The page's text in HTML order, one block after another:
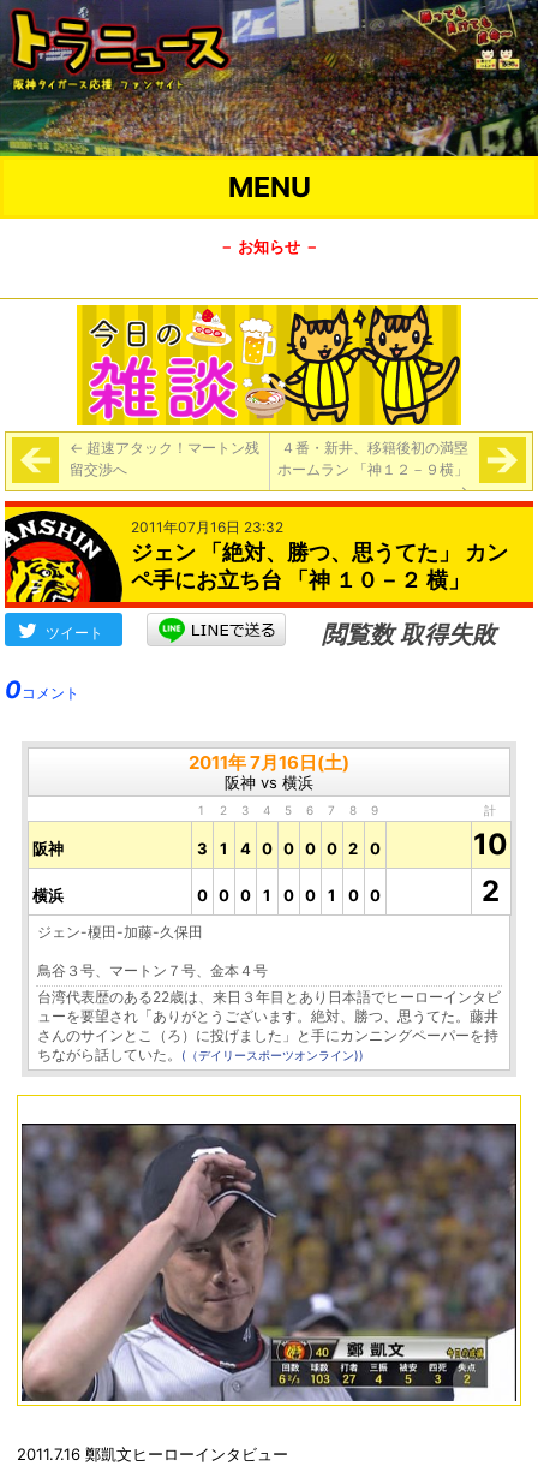
MENU
－ お知らせ －
← 超速アタック！マートン残
留交渉へ
４番・新井、移籍後初の満塁
ホームラン 「神１２－９横」
→
2011年07月16日 23:32
ジェン 「絶対、勝つ、思うてた」 カン
ペ手にお立ち台 「神 １０－２ 横」
ツイート
閲覧数 取得失敗
0コメント
2011年 7月16日(土)
阪神 vs 横浜
1 2 3 4 5 6 7 8 9 計
阪神 3 1 4 0 0 0 0 2 0 10
横浜 0 0 0 1 0 0 1 0 0 2
ジェン-榎田-加藤-久保田
鳥谷３号、マートン７号、金本４号
台湾代表歴のある22歳は、来日３年目とあり日本語でヒーローインタビ
ューを要望され「ありがとうございます。絶対、勝つ、思うてた。藤井
さんのサインとこ（ろ）に投げました」と手にカンニングペーパーを持
ちながら話していた。
(（デイリースポーツオンライン))
2011.7.16 鄭凱文ヒーローインタビュー